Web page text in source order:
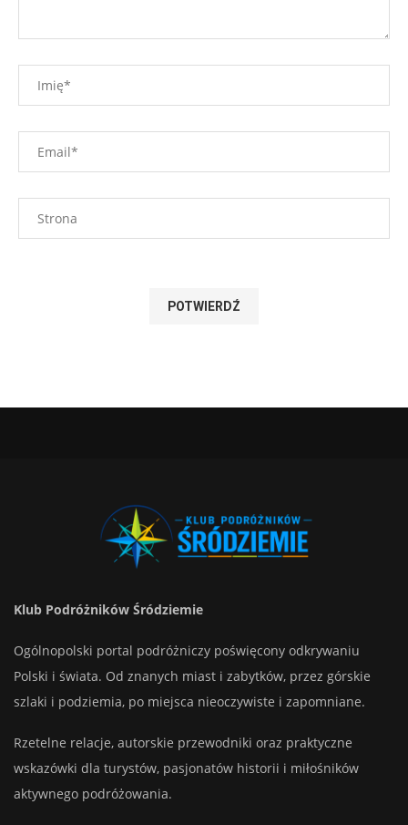
Klub Podróżników Śródziemie
Ogólnopolski portal podróżniczy poświęcony odkrywaniu
Polski i świata. Od znanych miast i zabytków, przez górskie
szlaki i podziemia, po miejsca nieoczywiste i zapomniane.
Rzetelne relacje, autorskie przewodniki oraz praktyczne
wskazówki dla turystów, pasjonatów historii i miłośników
aktywnego podróżowania.